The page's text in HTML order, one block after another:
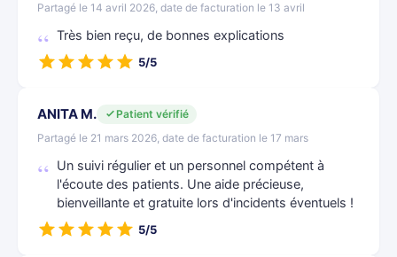
Partagé le 14 avril 2026, date de facturation le 13 avril
Très bien reçu, de bonnes explications
5/5
ANITA M.
Patient vérifié
Partagé le 21 mars 2026, date de facturation le 17 mars
Un suivi régulier et un personnel compétent à
l'écoute des patients. Une aide précieuse,
bienveillante et gratuite lors d'incidents éventuels !
5/5